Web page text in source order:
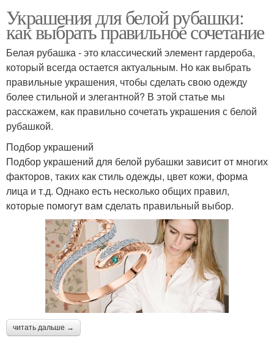
Украшения для белой рубашки:
как выбрать правильное сочетание
Белая рубашка - это классический элемент гардероба,
который всегда остается актуальным. Но как выбрать
правильные украшения, чтобы сделать свою одежду
более стильной и элегантной? В этой статье мы
расскажем, как правильно сочетать украшения с белой
рубашкой.
Подбор украшений
Подбор украшений для белой рубашки зависит от многих
факторов, таких как стиль одежды, цвет кожи, форма
лица и т.д. Однако есть несколько общих правил,
которые помогут вам сделать правильный выбор.
читать дальше →